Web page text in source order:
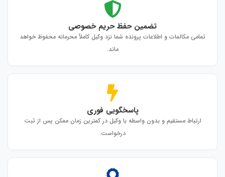
تضمین حفظ حریم خصوصی
تمامی مکالمات و اطلاعات پرونده شما نزد وکیل کاملاً محرمانه محفوظ خواهد
ماند.
پاسخگویی فوری
ارتباط مستقیم و بدون واسطه با وکیل در کمترین زمان ممکن پس از ثبت
درخواست.